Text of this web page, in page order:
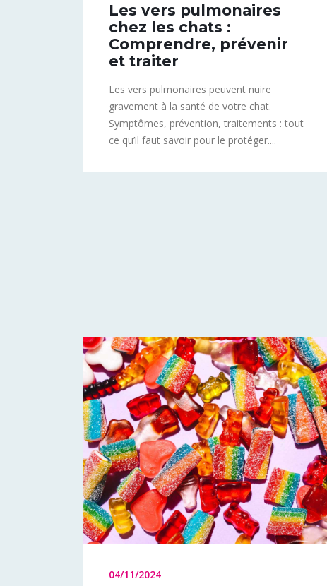
Les vers pulmonaires
chez les chats :
Comprendre, prévenir
et traiter
Les vers pulmonaires peuvent nuire
gravement à la santé de votre chat.
Symptômes, prévention, traitements : tout
ce qu’il faut savoir pour le protéger....
04/11/2024